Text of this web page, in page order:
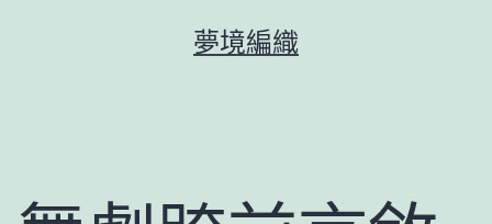
夢境編織